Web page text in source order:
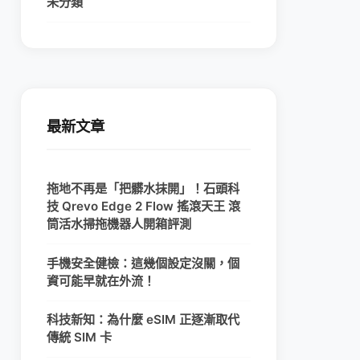
最新文章
拖地不再是「把髒水抹開」！石頭科
技 Qrevo Edge 2 Flow 搖滾天王 滾
筒活水掃拖機器人開箱評測
手機安全健檢：這幾個設定沒關，個
資可能早就在外流！
科技新知：為什麼 eSIM 正逐漸取代
傳統 SIM 卡